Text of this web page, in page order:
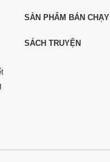
SẢN PHẨM BÁN CHẠY
SÁCH TRUYỆN